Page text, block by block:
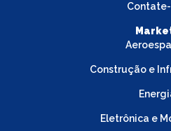
Construção e
Eletrônica e